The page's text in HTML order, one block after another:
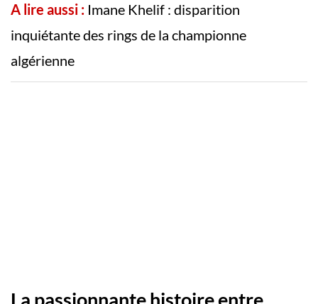
A lire aussi : Imane Khelif : disparition
inquiétante des rings de la championne
algérienne
La passionnante histoire entre